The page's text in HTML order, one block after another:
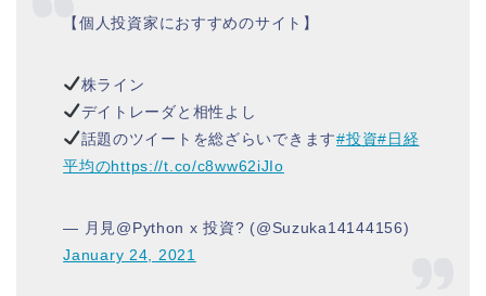
【個人投資家におすすめのサイト】
株ライン
デイトレーダと相性よし
話題のツイートを総ざらいできます#投資#日経
平均のhttps://t.co/c8ww62iJIo
— 月見@Python x 投資? (@Suzuka14144156)
January 24, 2021